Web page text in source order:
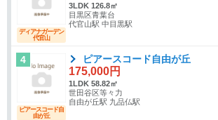
ディアナガーデン
代官山
3LDK 126.8㎡
目黒区青葉台
代官山駅 中目黒駅
4
ピアースコード自
由が丘
ピアースコード自由が丘
175,000円
1LDK 58.82㎡
世田谷区等々力
自由が丘駅 九品仏駅